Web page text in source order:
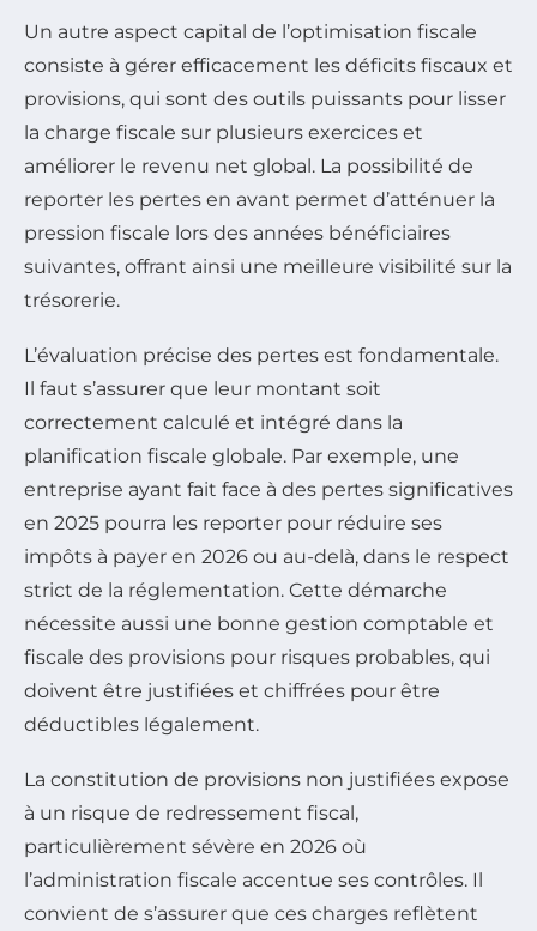
Un autre aspect capital de l’optimisation fiscale
consiste à gérer efficacement les déficits fiscaux et
provisions, qui sont des outils puissants pour lisser
la charge fiscale sur plusieurs exercices et
améliorer le revenu net global. La possibilité de
reporter les pertes en avant permet d’atténuer la
pression fiscale lors des années bénéficiaires
suivantes, offrant ainsi une meilleure visibilité sur la
trésorerie.
L’évaluation précise des pertes est fondamentale.
Il faut s’assurer que leur montant soit
correctement calculé et intégré dans la
planification fiscale globale. Par exemple, une
entreprise ayant fait face à des pertes significatives
en 2025 pourra les reporter pour réduire ses
impôts à payer en 2026 ou au-delà, dans le respect
strict de la réglementation. Cette démarche
nécessite aussi une bonne gestion comptable et
fiscale des provisions pour risques probables, qui
doivent être justifiées et chiffrées pour être
déductibles légalement.
La constitution de provisions non justifiées expose
à un risque de redressement fiscal,
particulièrement sévère en 2026 où
l’administration fiscale accentue ses contrôles. Il
convient de s’assurer que ces charges reflètent